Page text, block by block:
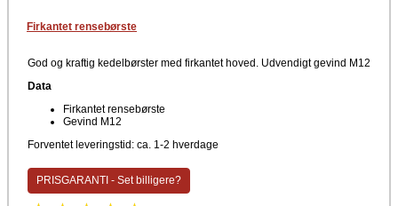
Firkantet rensebørste
God og kraftig kedelbørster med firkantet hoved. Udvendigt gevind M12
Data
Firkantet rensebørste
Gevind M12
Forventet leveringstid: ca. 1-2 hverdage
PRISGARANTI - Set billigere?